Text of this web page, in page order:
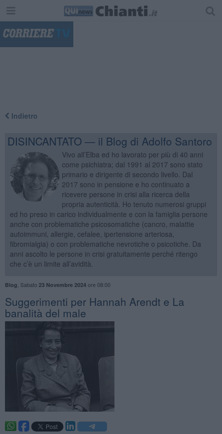
Indietro
DISINCANTATO — il Blog di Adolfo Santoro
Vivo all’Elba ed ho lavorato per più di 40 anni
come psichiatra; dal 1991 al 2017 sono stato
primario e dirigente di secondo livello. Dal
2017 sono in pensione e ho continuato a
ricevere persone in crisi alla ricerca della
propria autenticità. Ho tenuto numerosi gruppi
ed ho preso in carico individualmente e con la famiglia persone
anche con problematiche psicosomatiche (cancro, malattie
autoimmuni, allergie, cefalee, ipertensione arteriosa,
fibromialgia) o con problematiche nevrotiche o psicotiche. Da
anni ascolto le persone in crisi gratuitamente perché ritengo
che c’è un limite all’avidità.
Blog Sabato 23 Novembre 2024ore 08:00
Suggerimenti per Hannah Arendt e La
banalità del male